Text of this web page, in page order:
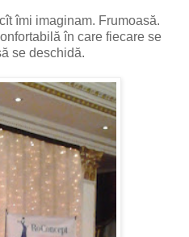
îmi imaginam. Frumoasă.
în care fiecare se
se deschidă.